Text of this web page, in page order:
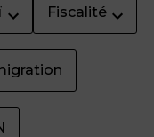
Fiscalité